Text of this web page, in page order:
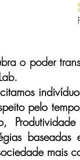
o poder
pelo
mais